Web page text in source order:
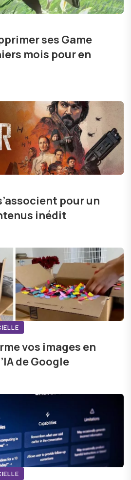
ses Game
mois pour en
pour un
inédit
vos images en
de Google